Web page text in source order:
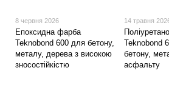
8 червня 2026
Епоксидна фарба
Teknobond 600 для бетону,
металу, дерева з високою
зносостійкістю
14 травня
Teknobond
бетону,
асфальту